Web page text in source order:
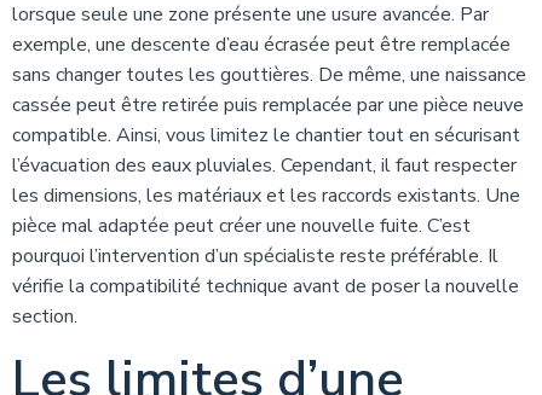
lorsque seule une zone présente une usure avancée. Par
exemple, une descente d’eau écrasée peut être remplacée
sans changer toutes les gouttières. De même, une naissance
cassée peut être retirée puis remplacée par une pièce neuve
compatible. Ainsi, vous limitez le chantier tout en sécurisant
l’évacuation des eaux pluviales. Cependant, il faut respecter
les dimensions, les matériaux et les raccords existants. Une
pièce mal adaptée peut créer une nouvelle fuite. C’est
pourquoi l’intervention d’un spécialiste reste préférable. Il
vérifie la compatibilité technique avant de poser la nouvelle
section.
Les limites d’une